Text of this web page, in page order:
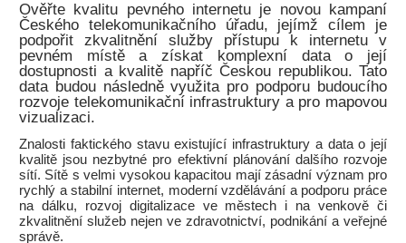
Ověřte kvalitu pevného internetu je novou kampaní
Českého telekomunikačního úřadu, jejímž cílem je
podpořit zkvalitnění služby přístupu k internetu v
pevném místě a získat komplexní data o její
dostupnosti a kvalitě napříč Českou republikou. Tato
data budou následně využita pro podporu budoucího
rozvoje telekomunikační infrastruktury a pro mapovou
vizualizaci.
Znalosti faktického stavu existující infrastruktury a data o její
kvalitě jsou nezbytné pro efektivní plánování dalšího rozvoje
sítí. Sítě s velmi vysokou kapacitou mají zásadní význam pro
rychlý a stabilní internet, moderní vzdělávání a podporu práce
na dálku, rozvoj digitalizace ve městech i na venkově či
zkvalitnění služeb nejen ve zdravotnictví, podnikání a veřejné
správě.